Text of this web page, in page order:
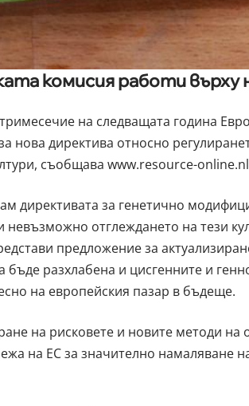
комисия работи върху
на следващата година
нова директива относно
съобщава www.resource-
директивата за генетично
невъзможно отглеждането на тези
предложение за
бъде разхлабена и цисгенните и
на европейския пазар в бъдеще.
на рисковете и новите методи на
на ЕС за значително намаляване